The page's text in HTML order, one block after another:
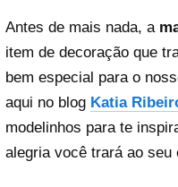
Antes de mais nada, a
item de decoração que
bem especial para o
aqui no blog Katia
modelinhos para te
alegria você trará ao seu